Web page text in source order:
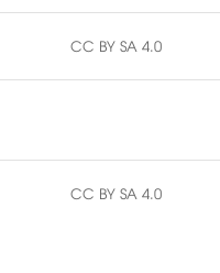
CC BY SA 4.0
CC BY SA 4.0